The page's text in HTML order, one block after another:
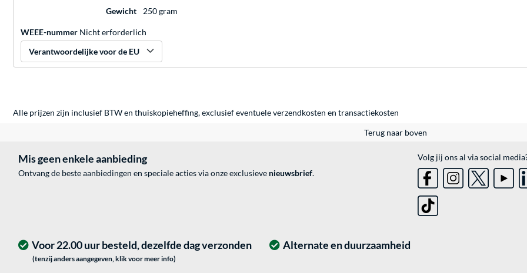
Gewicht
250 gram
WEEE-nummer Nicht erforderlich
Verantwoordelijke voor de EU
Alle prijzen zijn inclusief BTW en thuiskopieheffing, exclusief eventueleverzendkosten en transactiekosten
Terug naar boven
Mis geen enkele aanbieding
Ontvang de beste aanbiedingen en speciale acties via onze exclusieve nieuwsbrief.
Volg jij ons al via social
Alternate en duurzaamheid
Voor 22.00 uur besteld, dezelfde dag verzonden
(tenzij anders aangegeven, klik voor meer info)